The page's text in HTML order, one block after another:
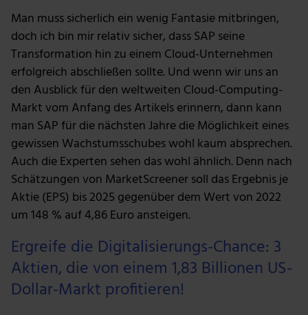
Man muss sicherlich ein wenig Fantasie mitbringen,
doch ich bin mir relativ sicher, dass SAP seine
Transformation hin zu einem Cloud-Unternehmen
erfolgreich abschließen sollte. Und wenn wir uns an
den Ausblick für den weltweiten Cloud-Computing-
Markt vom Anfang des Artikels erinnern, dann kann
man SAP für die nächsten Jahre die Möglichkeit eines
gewissen Wachstumsschubes wohl kaum absprechen.
Auch die Experten sehen das wohl ähnlich. Denn nach
Schätzungen von MarketScreener soll das Ergebnis je
Aktie (EPS) bis 2025 gegenüber dem Wert von 2022
um 148 % auf 4,86 Euro ansteigen.
Ergreife die Digitalisierungs-Chance: 3
Aktien, die von einem 1,83 Billionen US-
Dollar-Markt profitieren!